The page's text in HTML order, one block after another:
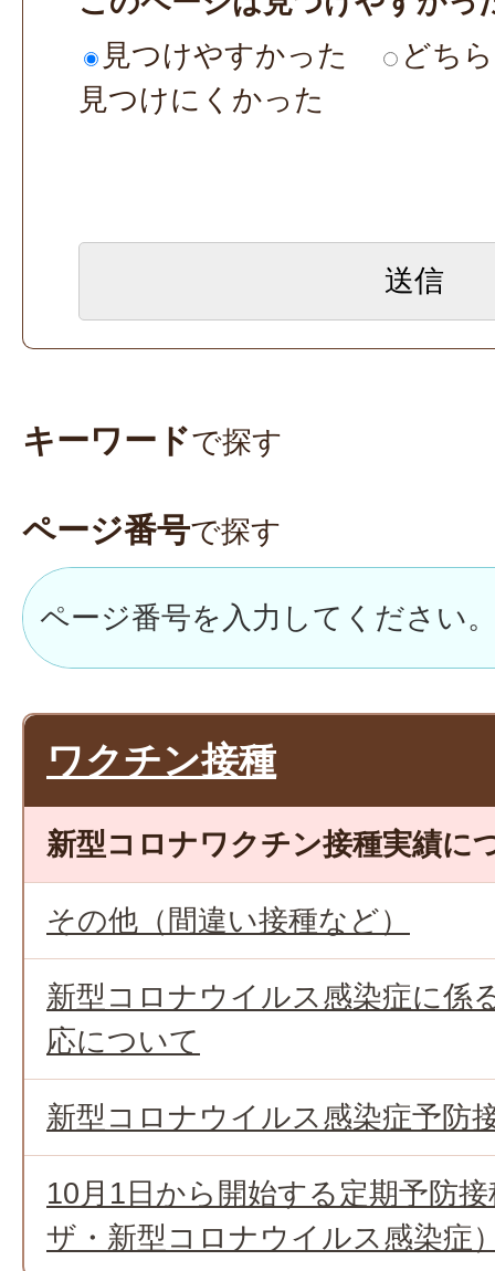
見つけやすかった
どち
見つけにくかった
キーワードで探す
ページ番号で探す
ワクチン接種
新型コロナワクチン接種実績に
その他（間違い接種など）
新型コロナウイルス感染症に係
応について
新型コロナウイルス感染症予防
10月1日から開始する定期予防
ザ・新型コロナウイルス感染症